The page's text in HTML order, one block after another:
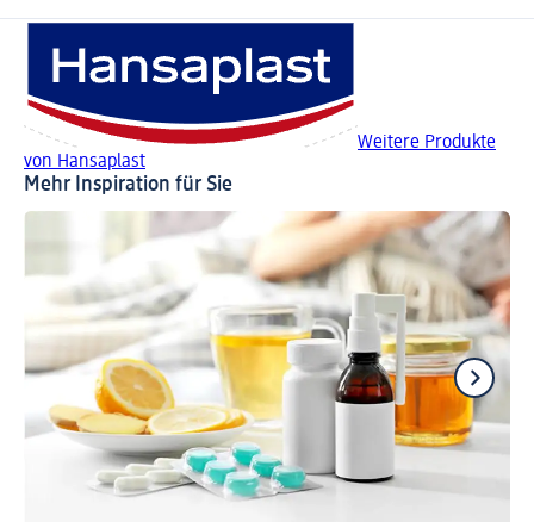
Weitere Produkte
von Hansaplast
Mehr Inspiration für Sie